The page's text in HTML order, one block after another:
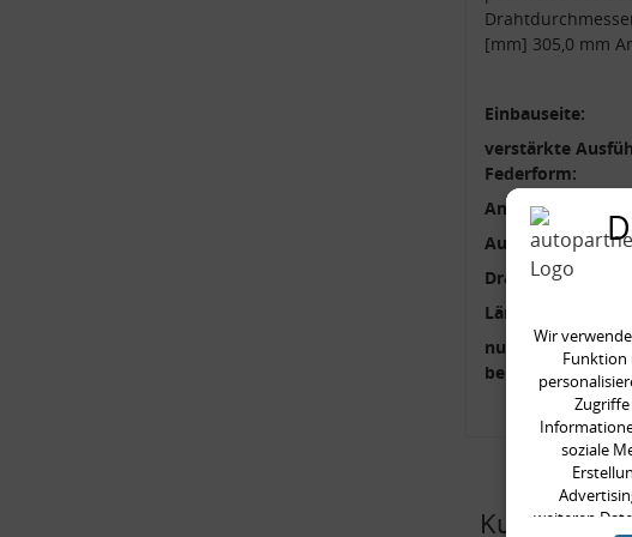
[mm] 305,0 mm
Einbauseite:
verstärkte
Federform:
Anzahl der
Länge [mm]:
nur paarweise
benötigte
Kunden
Wir
Funktion
soziale
weiteren